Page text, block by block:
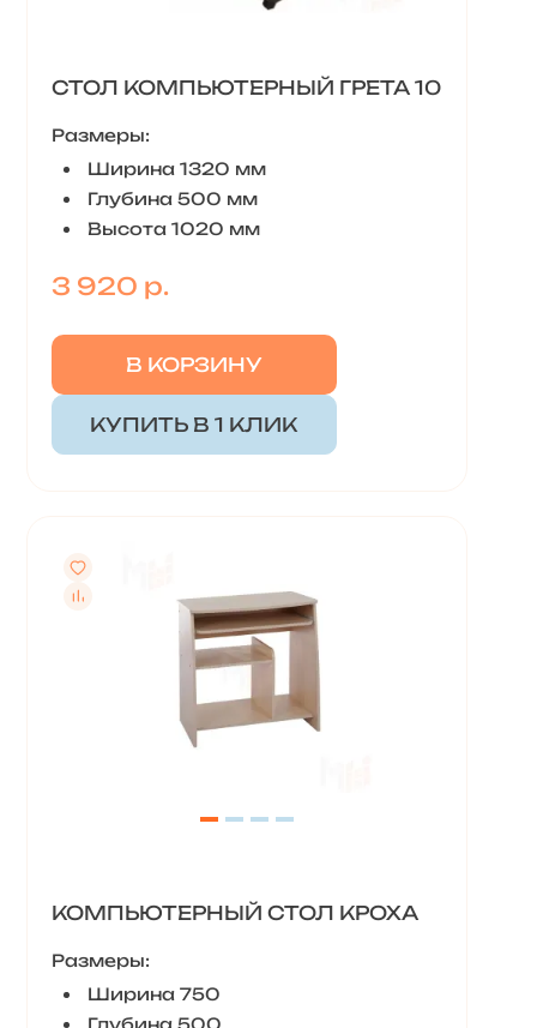
СТОЛ КОМПЬЮТЕРНЫЙ ГРЕТА 10
Размеры:
Ширина 1320 мм
Глубина 500 мм
Высота 1020 мм
3 920 р.
В КОРЗИНУ
КУПИТЬ В 1 КЛИК
КОМПЬЮТЕРНЫЙ СТОЛ КРОХА
Размеры:
Ширина 750
Глубина 500